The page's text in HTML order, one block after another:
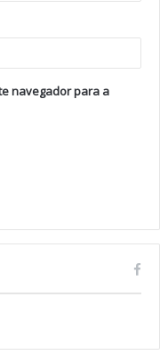
Mourato
navegador para a